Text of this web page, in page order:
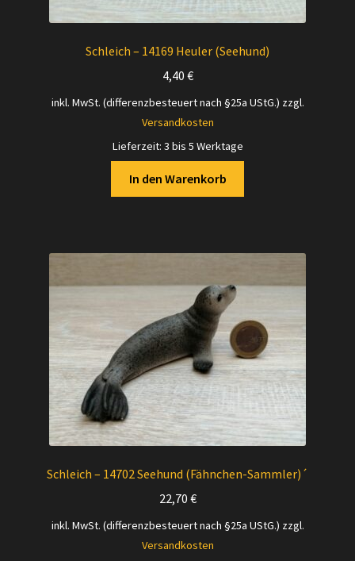
Schleich – 14169 Heuler (Seehund)
4,40 €
inkl. MwSt. (differenzbesteuert nach §25a UStG.) zzgl.
Versandkosten
Lieferzeit: 3 bis 5 Werktage
In den Warenkorb
Schleich – 14702 Seehund (Fähnchen-Sammler)´
22,70 €
inkl. MwSt. (differenzbesteuert nach §25a UStG.) zzgl.
Versandkosten